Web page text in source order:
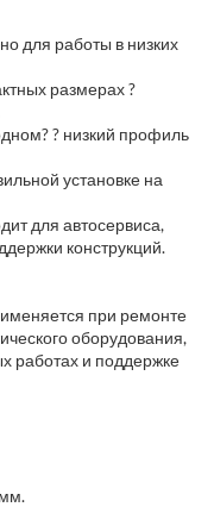
для работы в низких
размерах ?
? низкий профиль
установке на
для автосервиса,
конструкций.
при ремонте
оборудования,
работах и поддержке